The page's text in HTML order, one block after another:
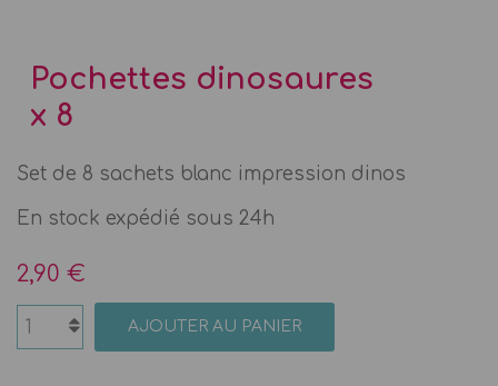
Pochettes dinosaures
x 8
Set de 8 sachets blanc impression dinos
En stock expédié sous 24h
2,90 €
AJOUTER AU PANIER